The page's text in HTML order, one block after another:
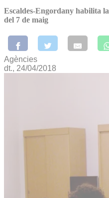
Escaldes-Engordany habilita
del 7 de maig
Agències
dt., 24/04/2018